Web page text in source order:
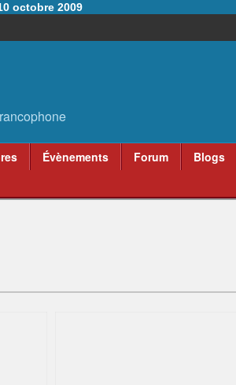
octobre 2009
Évènements Forum Blogs